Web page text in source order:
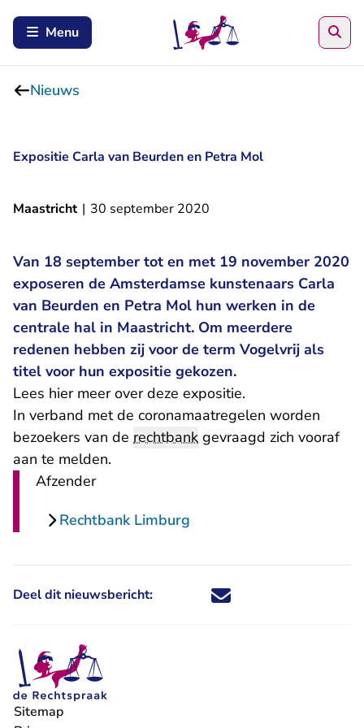
Menu
Nieuws
Expositie Carla van Beurden en Petra Mol
Maastricht | 30 september 2020
Van 18 september tot en met 19 november 2020
exposeren de Amsterdamse kunstenaars Carla
van Beurden en Petra Mol hun werken in de
centrale hal in Maastricht. Om meerdere
redenen hebben zij voor de term Vogelvrij als
titel voor hun expositie gekozen.
Lees hier meer over deze expositie.
In verband met de coronamaatregelen worden
bezoekers van de rechtbank gevraagd zich vooraf
aan te melden.
Afzender
Rechtbank Limburg
Deel dit nieuwsbericht: Deel dit nieuwsbericht via X -
Deel dit nieuwsbericht via
Deel dit nieuwsbericht
Deel dit
Sitemap